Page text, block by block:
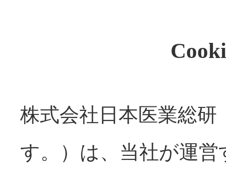
株式会社日本医業総
す。）は、当社が運